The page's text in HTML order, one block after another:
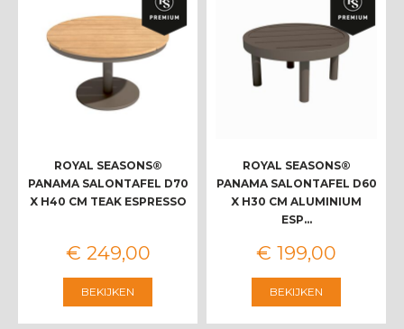
ROYAL SEASONS®
PANAMA SALONTAFEL D70
X H40 CM TEAK ESPRESSO
€ 249,00
BEKIJKEN
ROYAL SEASONS®
PANAMA SALONTAFEL D60
X H30 CM ALUMINIUM
ESP…
€ 199,00
BEKIJKEN